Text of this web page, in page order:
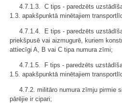
4.7.1.3. C tips - paredzēts
1.3. apakšpunktā minētajiem
4.7.1.4. E tips - paredzēts
priekšpusē vai aizmugurē, kuriem
attiecīgi A, B vai C tipa numura zīmi;
4.7.1.5. F tips - paredzēts
1.5. apakšpunktā minētajiem
4.7.2. militāro numura zīmju pirmie
pārējie ir cipari;